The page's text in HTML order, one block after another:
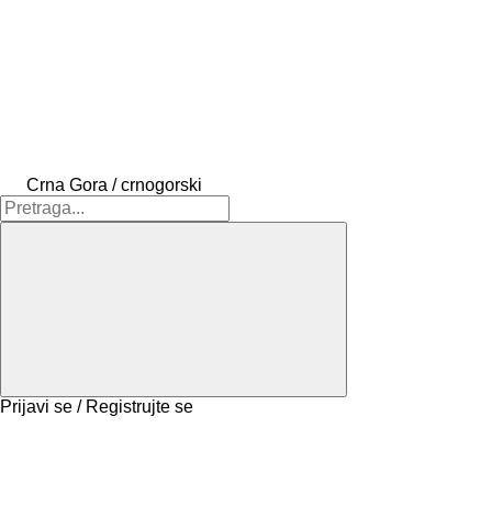
Crna Gora / crnogorski
Prijavi se / Registrujte se